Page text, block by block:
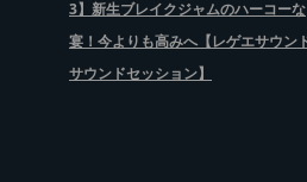
3】新生ブレイクジャムのハーコーな
宴！今よりも高みへ【レゲエサウン
サウンドセッション】